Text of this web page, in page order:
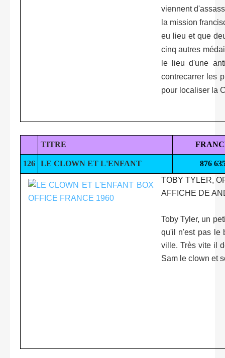
viennent
la mission
eu lieu et que
cinq autres
le lieu d'une
contrecarrer les
pour localiser la
TITRE
126 LE CLOWN ET L'ENFANT
876
TOBY TYLER,
AFFICHE DE
Toby Tyler, un
qu'il n'est pas le
ville. Très vite il
Sam le clown et